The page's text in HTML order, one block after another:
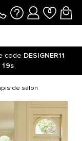
code DESIGNER11
19s
de salon